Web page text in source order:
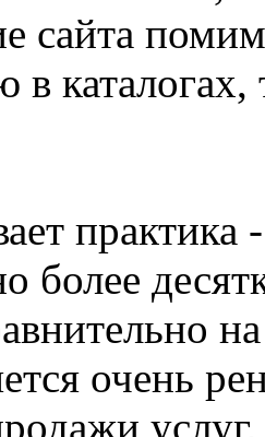
сайта
в
практика
более
очень